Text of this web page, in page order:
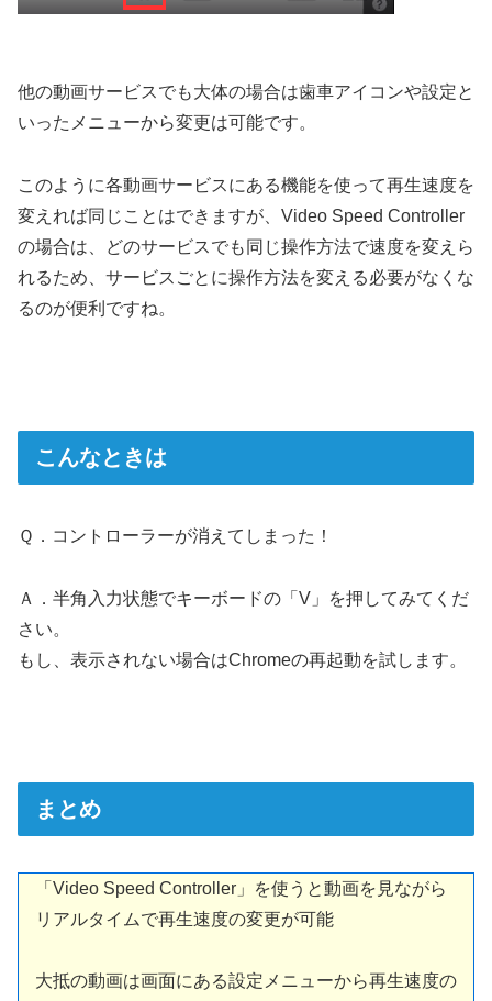
他の動画サービスでも大体の場合は歯車アイコンや設定と
いったメニューから変更は可能です。
このように各動画サービスにある機能を使って再生速度を
変えれば同じことはできますが、Video Speed Controller
の場合は、どのサービスでも同じ操作方法で速度を変えら
れるため、サービスごとに操作方法を変える必要がなくな
るのが便利ですね。
こんなときは
Ｑ．コントローラーが消えてしまった！
Ａ．半角入力状態でキーボードの「V」を押してみてくだ
さい。
もし、表示されない場合はChromeの再起動を試します。
まとめ
「Video Speed Controller」を使うと動画を見ながら
リアルタイムで再生速度の変更が可能
大抵の動画は画面にある設定メニューから再生速度の